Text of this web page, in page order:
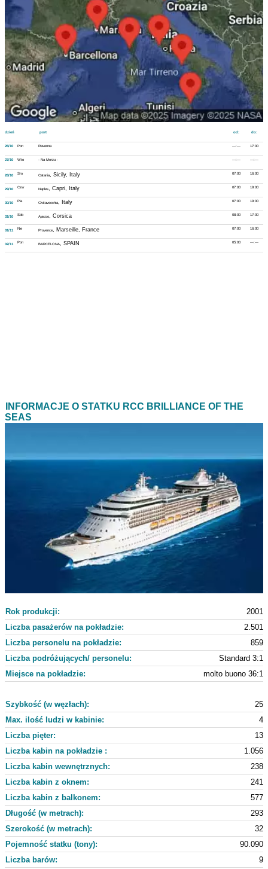
dzień port do:
od:
17:00
---:---
26/10 Pon Ravenna
---:---
---:---
27/10 Wto - Na Morzu -
16:00
07:00
28/10 Sro Catania, Sicily, Italy
19:00
07:00
29/10 Czw Naples, Capri, Italy
19:00
07:00
30/10 Pia Civitavecchia, Italy
17:00
08:00
31/10 Sob Ajaccio, Corsica
16:00
07:00
01/11 Nie Provence, Marseille, France
---:---
05:00
02/11 Pon BARCELONA, SPAIN
INFORMACJE O STATKU RCC BRILLIANCE OF THE
SEAS
Rok produkcji:
2001
Liczba pasażerów na pokładzie:
2.501
Liczba personelu na pokładzie:
859
Liczba podróżujących/ personelu:
Standard 3:1
Miejsce na pokładzie:
molto buono 36:1
25
Szybkość (w węzłach):
4
Max. ilość ludzi w kabinie:
Liczba pięter:
13
Liczba kabin na pokładzie :
1.056
Liczba kabin wewnętrznych:
238
Liczba kabin z oknem:
241
Liczba kabin z balkonem:
577
Długość (w metrach):
293
Szerokość (w metrach):
32
Pojemność statku (tony):
90.090
Liczba barów:
9